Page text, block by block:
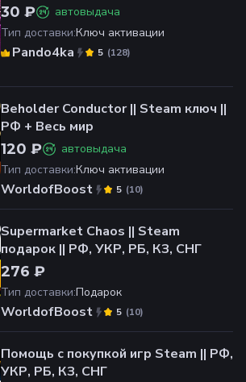
30 ₽
автовыдача
Тип доставки:Ключ активации
Pando4ka (128)
5
Beholder Conductor || Steam ключ ||
РФ + Весь мир
120 ₽
автовыдача
Тип доставки:Ключ активации
WorldofBoost (10)
5
Supermarket Chaos || Steam
подарок || РФ, УКР, РБ, КЗ, СНГ
276 ₽
Тип доставки:Подарок
WorldofBoost (10)
5
Помощь с покупкой игр Steam || РФ,
УКР, РБ, КЗ, СНГ